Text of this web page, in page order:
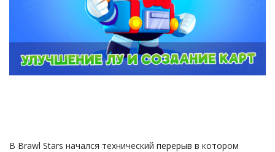
Русский
В Brawl Stars начался технический перерыв в котором